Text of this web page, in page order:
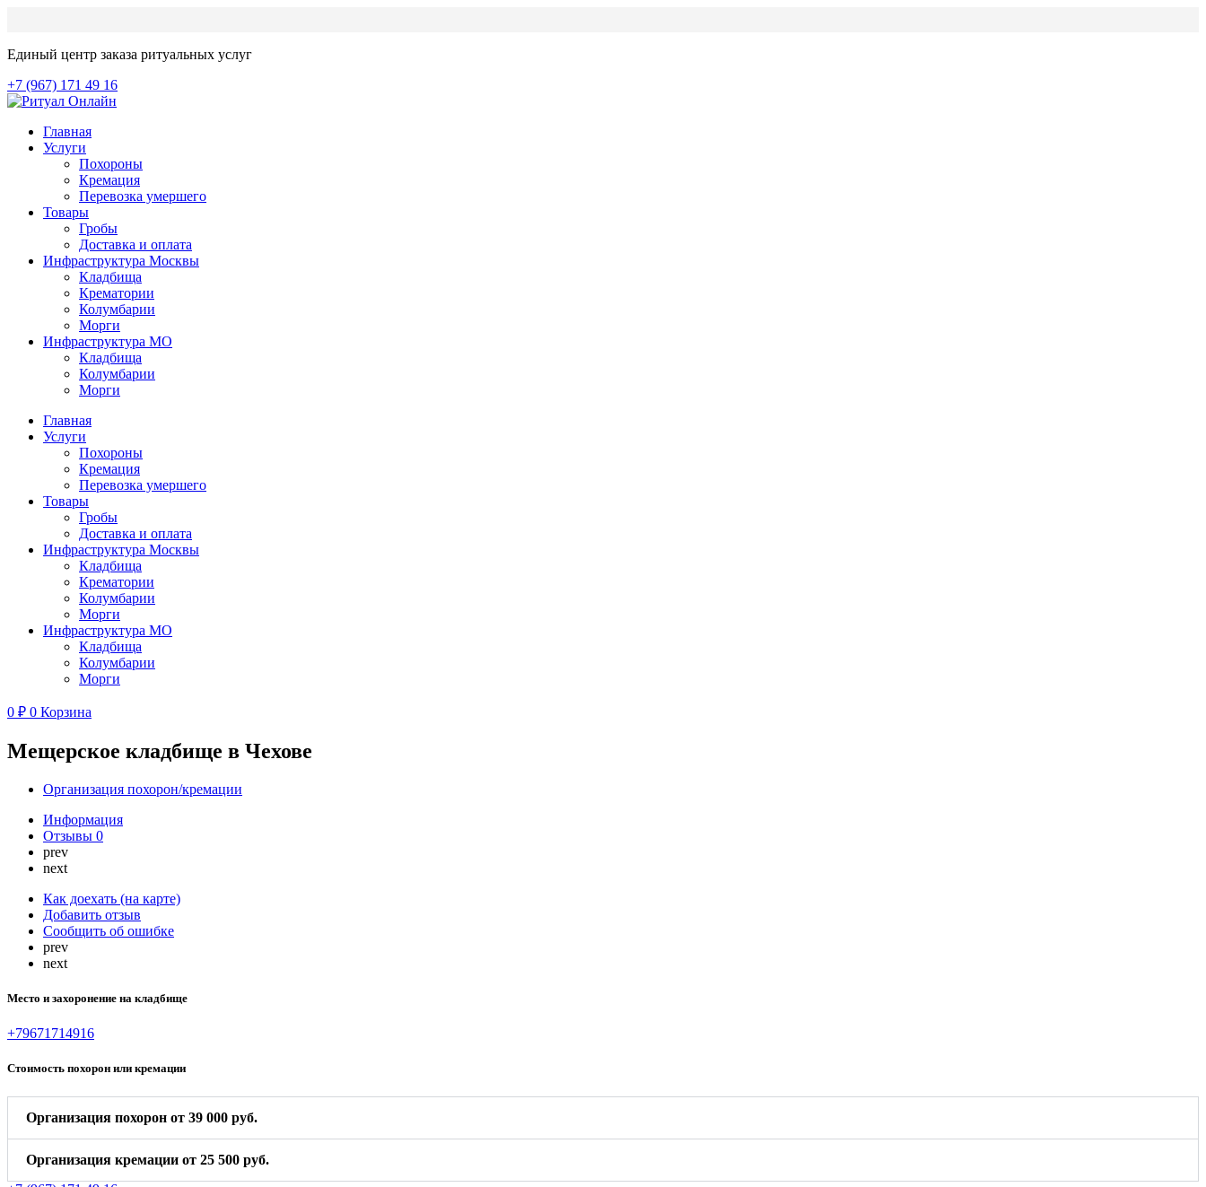
Единый центр заказа ритуальных услуг
+7 (967) 171 49 16
Главная
Услуги
Похороны
Кремация
Перевозка умершего
Товары
Гробы
Доставка и оплата
Инфраструктура Москвы
Кладбища
Крематории
Колумбарии
Морги
Инфраструктура МО
Кладбища
Колумбарии
Морги
Главная
Услуги
Похороны
Кремация
Перевозка умершего
Товары
Гробы
Доставка и оплата
Инфраструктура Москвы
Кладбища
Крематории
Колумбарии
Морги
Инфраструктура МО
Кладбища
Колумбарии
Морги
0 ₽ 0 Корзина
Мещерское кладбище в Чехове
Организация похорон/кремации
Информация
Отзывы 0
prev
next
Как доехать (на карте)
Добавить отзыв
Сообщить об ошибке
prev
next
Место и захоронение на кладбище
+79671714916
Стоимость похорон или кремации
Организация похорон от 39 000 руб.
Организация кремации от 25 500 руб.